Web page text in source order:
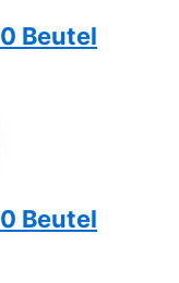
Beutel
Beutel